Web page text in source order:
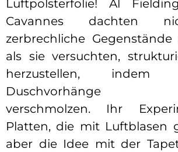
Luftpolsterfolie! Al
Cavannes dachten
zerbrechliche
als sie versuchten,
herzustellen,
Duschvorhänge
verschmolzen. Ihr
Platten, die mit Luftblasen
aber die Idee mit der